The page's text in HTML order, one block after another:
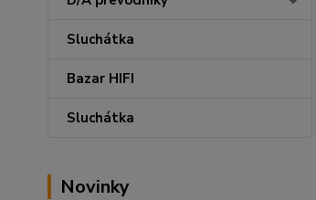
Sluchátka
Bazar HIFI
Sluchátka
Novinky